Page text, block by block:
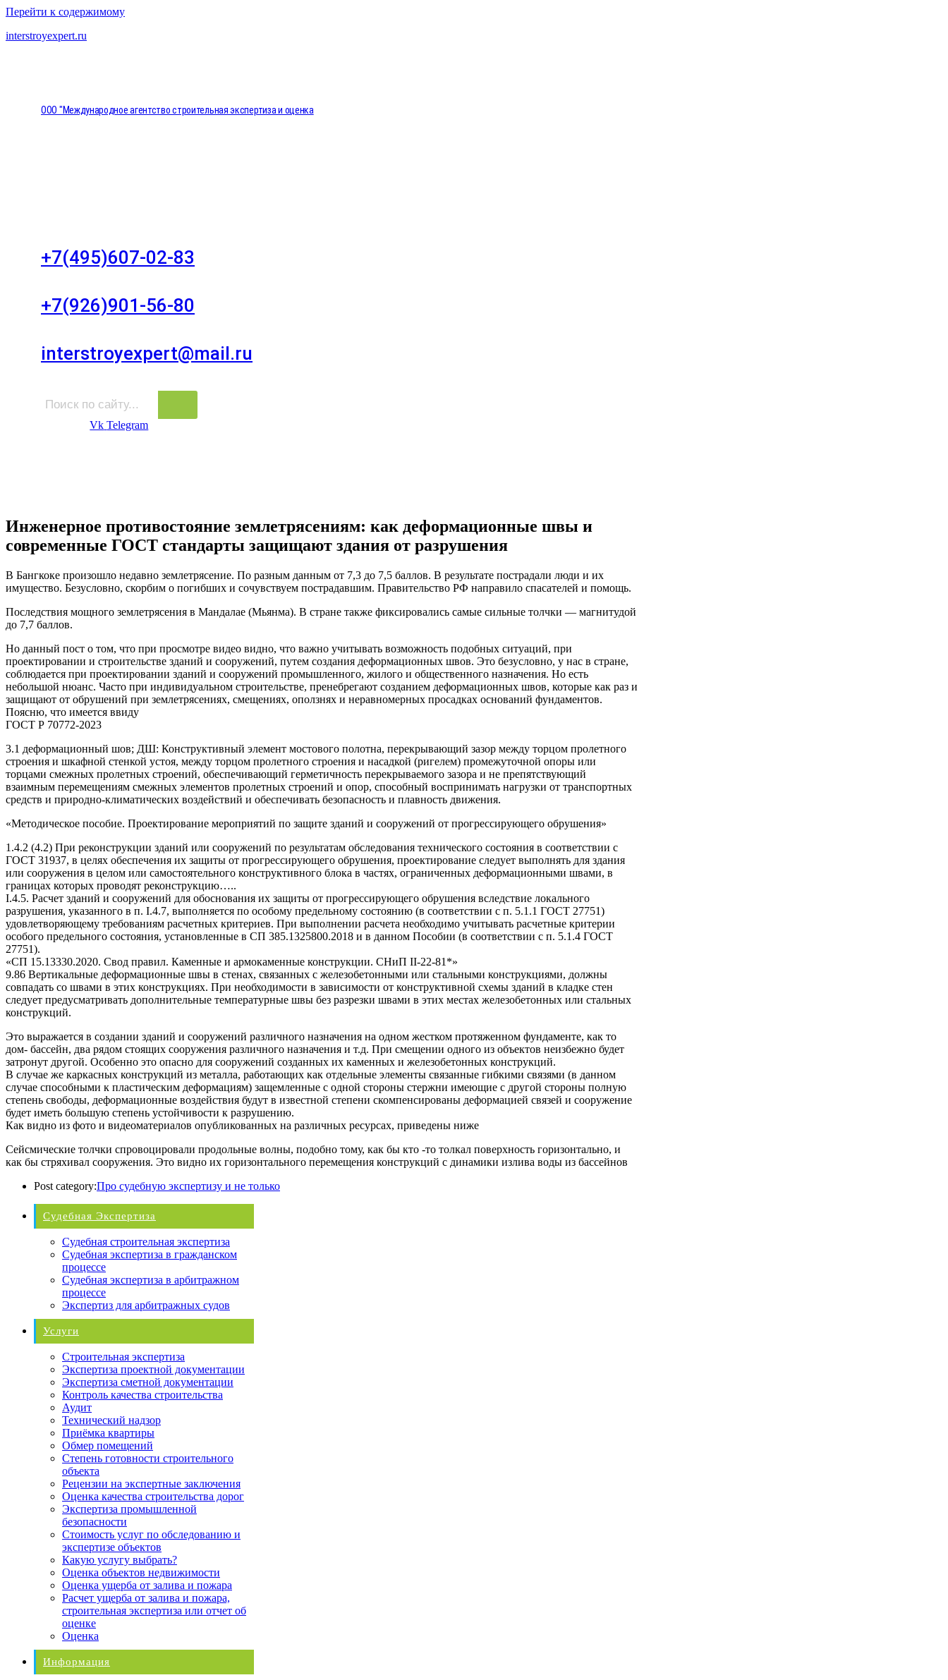
Перейти к содержимому
interstroyexpert.ru
ООО "Международное агентство строительная экспертиза и оценка
+7(495)607-02-83
+7(926)901-56-80
interstroyexpert@mail.ru
Vk Telegram
Инженерное противостояние землетрясениям: как деформационные швы и
современные ГОСТ стандарты защищают здания от разрушения
В Бангкоке произошло недавно землетрясение. По разным данным от 7,3 до 7,5 баллов. В результате пострадали люди и их
имущество. Безусловно, скорбим о погибших и сочувствуем пострадавшим. Правительство РФ направило спасателей и помощь.
Последствия мощного землетрясения в Мандалае (Мьянма). В стране также фиксировались самые сильные толчки — магнитудой
до 7,7 баллов.
Но данный пост о том, что при просмотре видео видно, что важно учитывать возможность подобных ситуаций, при
проектировании и строительстве зданий и сооружений, путем создания деформационных швов. Это безусловно, у нас в стране,
соблюдается при проектировании зданий и сооружений промышленного, жилого и общественного назначения. Но есть
небольшой нюанс. Часто при индивидуальном строительстве, пренебрегают созданием деформационных швов, которые как раз и
защищают от обрушений при землетрясениях, смещениях, оползнях и неравномерных просадках оснований фундаментов.
Поясню, что имеется ввиду
ГОСТ Р 70772-2023
3.1 деформационный шов; ДШ: Конструктивный элемент мостового полотна, перекрывающий зазор между торцом пролетного
строения и шкафной стенкой устоя, между торцом пролетного строения и насадкой (ригелем) промежуточной опоры или
торцами смежных пролетных строений, обеспечивающий герметичность перекрываемого зазора и не препятствующий
взаимным перемещениям смежных элементов пролетных строений и опор, способный воспринимать нагрузки от транспортных
средств и природно-климатических воздействий и обеспечивать безопасность и плавность движения.
«Методическое пособие. Проектирование мероприятий по защите зданий и сооружений от прогрессирующего обрушения»
1.4.2 (4.2) При реконструкции зданий или сооружений по результатам обследования технического состояния в соответствии с
ГОСТ 31937, в целях обеспечения их защиты от прогрессирующего обрушения, проектирование следует выполнять для здания
или сооружения в целом или самостоятельного конструктивного блока в частях, ограниченных деформационными швами, в
границах которых проводят реконструкцию…..
I.4.5. Расчет зданий и сооружений для обоснования их защиты от прогрессирующего обрушения вследствие локального
разрушения, указанного в п. I.4.7, выполняется по особому предельному состоянию (в соответствии с п. 5.1.1 ГОСТ 27751)
удовлетворяющему требованиям расчетных критериев. При выполнении расчета необходимо учитывать расчетные критерии
особого предельного состояния, установленные в СП 385.1325800.2018 и в данном Пособии (в соответствии с п. 5.1.4 ГОСТ
27751).
«СП 15.13330.2020. Свод правил. Каменные и армокаменные конструкции. СНиП II-22-81*»
9.86 Вертикальные деформационные швы в стенах, связанных с железобетонными или стальными конструкциями, должны
совпадать со швами в этих конструкциях. При необходимости в зависимости от конструктивной схемы зданий в кладке стен
следует предусматривать дополнительные температурные швы без разрезки швами в этих местах железобетонных или стальных
конструкций.
Это выражается в создании зданий и сооружений различного назначения на одном жестком протяженном фундаменте, как то
дом- бассейн, два рядом стоящих сооружения различного назначения и т.д. При смещении одного из объектов неизбежно будет
затронут другой. Особенно это опасно для сооружений созданных их каменных и железобетонных конструкций.
В случае же каркасных конструкций из металла, работающих как отдельные элементы связанные гибкими связями (в данном
случае способными к пластическим деформациям) защемленные с одной стороны стержни имеющие с другой стороны полную
степень свободы, деформационные воздействия будут в известной степени скомпенсированы деформацией связей и сооружение
будет иметь большую степень устойчивости к разрушению.
Как видно из фото и видеоматериалов опубликованных на различных ресурсах, приведены ниже
Сейсмические толчки спровоцировали продольные волны, подобно тому, как бы кто -то толкал поверхность горизонтально, и
как бы стряхивал сооружения. Это видно их горизонтального перемещения конструкций с динамики излива воды из бассейнов
Post category:Про судебную экспертизу и не только
Судебная Экспертиза
Судебная строительная экспертиза
Судебная экспертиза в гражданском
процессе
Судебная экспертиза в арбитражном
процессе
Экспертиз для арбитражных судов
Услуги
Строительная экспертиза
Экспертиза проектной документации
Экспертиза сметной документации
Контроль качества строительства
Аудит
Технический надзор
Приёмка квартиры
Обмер помещений
Степень готовности строительного
объекта
Рецензии на экспертные заключения
Оценка качества строительства дорог
Экспертиза промышленной
безопасности
Стоимость услуг по обследованию и
экспертизе объектов
Какую услугу выбрать?
Оценка объектов недвижимости
Оценка ущерба от залива и пожара
Расчет ущерба от залива и пожара,
строительная экспертиза или отчет об
оценке
Оценка
Информация